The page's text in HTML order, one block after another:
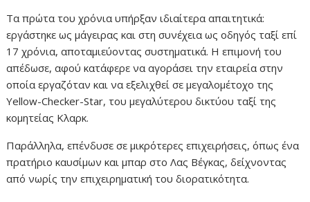
Τα πρώτα του χρόνια υπήρξαν ιδιαίτερα απαιτητικά:
εργάστηκε ως μάγειρας και στη συνέχεια ως οδηγός ταξί επί
17 χρόνια, αποταμιεύοντας συστηματικά. Η επιμονή του
απέδωσε, αφού κατάφερε να αγοράσει την εταιρεία στην
οποία εργαζόταν και να εξελιχθεί σε μεγαλομέτοχο της
Yellow-Checker-Star, του μεγαλύτερου δικτύου ταξί της
κομητείας Κλαρκ.
Παράλληλα, επένδυσε σε μικρότερες επιχειρήσεις, όπως ένα
πρατήριο καυσίμων και μπαρ στο Λας Βέγκας, δείχνοντας
από νωρίς την επιχειρηματική του διορατικότητα.